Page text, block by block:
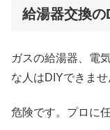
給湯器交換の
ガスの給湯器、電
な人はDIYできませ
危険です。プロに